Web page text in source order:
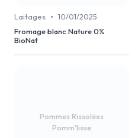
Laitages • 10/01/2025
Fromage blanc Nature 0%
BioNat
Pommes Rissolées
Pomm'lisse